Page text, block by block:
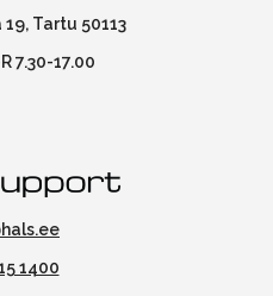
Tartu 50113
7.30-17.00
1400